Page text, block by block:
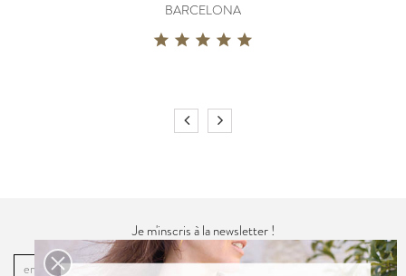
BARCELONA
Je m'inscris à la newsletter !
OK